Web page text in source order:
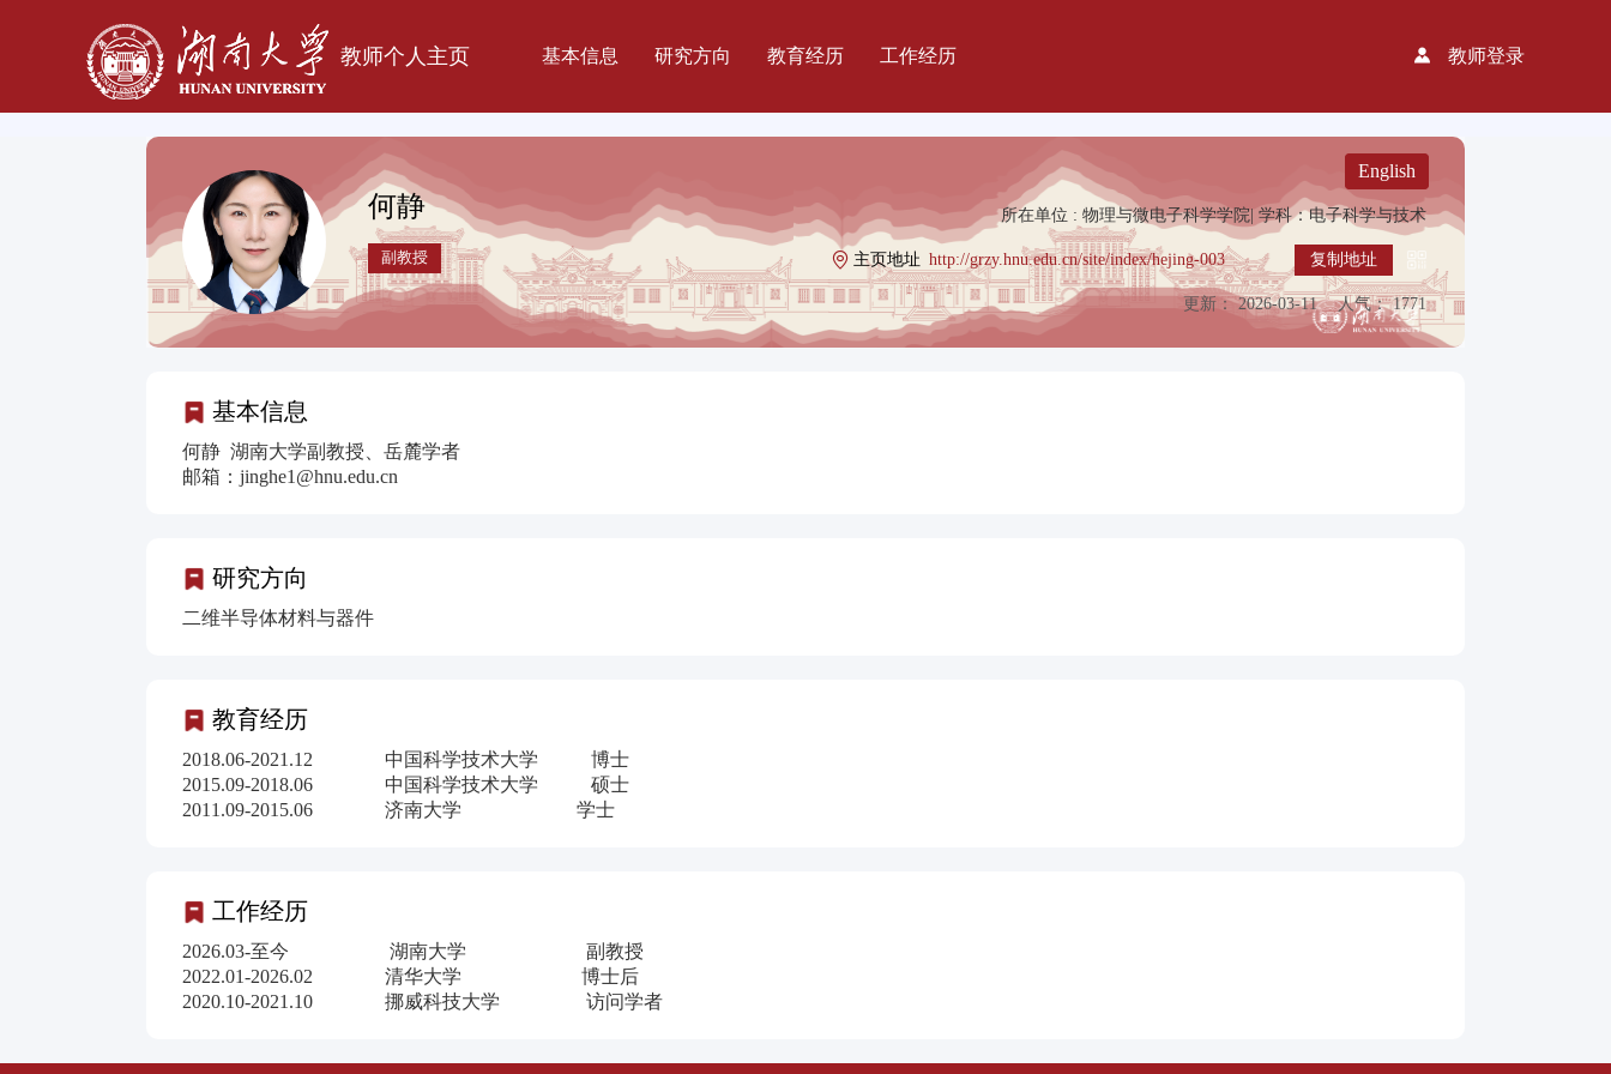
教师个人主页 基本信息 研究方向 教育经历 工作经历 教师登录
English
何静
副教授
所在单位 : 物理与微电子科学学院| 学科：电子科学与技术
主页地址 http://grzy.hnu.edu.cn/site/index/hejing-003 复制地址
更新： 2026-03-11 人气： 1771
基本信息
何静 湖南大学副教授、岳麓学者
邮箱：jinghe1@hnu.edu.cn
研究方向
二维半导体材料与器件
教育经历
2018.06-2021.12 中国科学技术大学 博士
2015.09-2018.06 中国科学技术大学 硕士
2011.09-2015.06 济南大学 学士
工作经历
2026.03-至今 湖南大学 副教授
2022.01-2026.02 清华大学 博士后
2020.10-2021.10 挪威科技大学 访问学者